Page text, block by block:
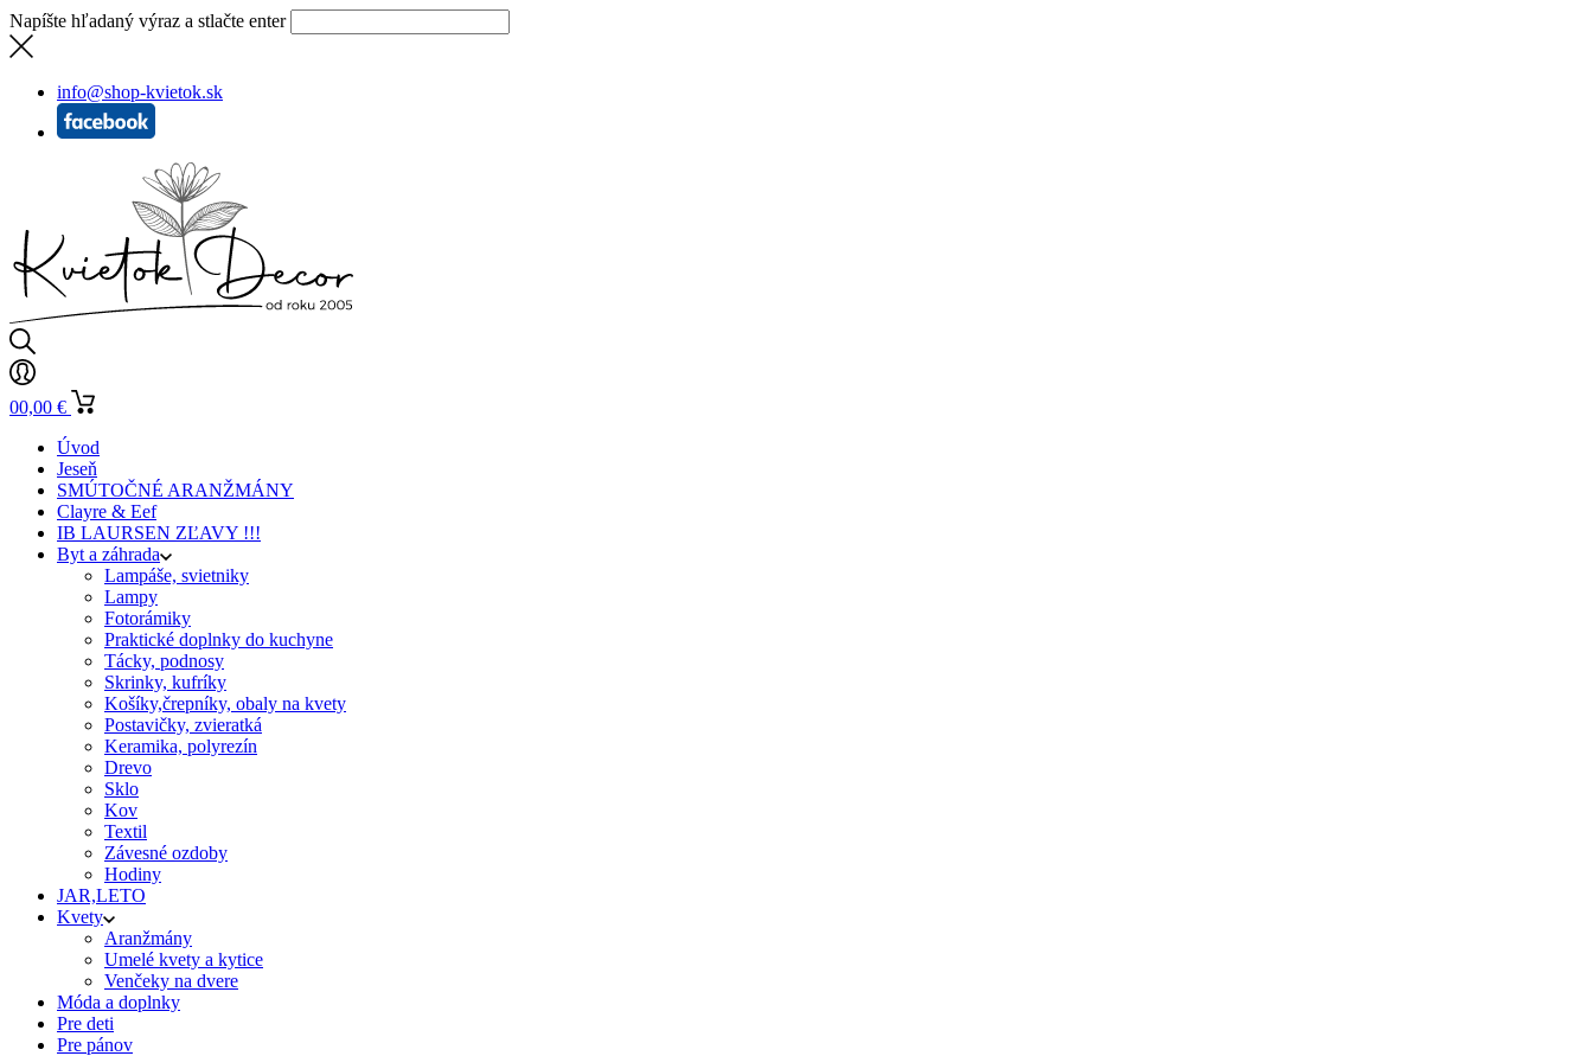
Napíšte hľadaný výraz a stlačte enter
info@shop-kvietok.sk
00,00 €
Úvod
Jeseň
SMÚTOČNÉ ARANŽMÁNY
Clayre & Eef
IB LAURSEN ZĽAVY !!!
Byt a záhrada
Lampáše, svietniky
Lampy
Fotorámiky
Praktické doplnky do kuchyne
Tácky, podnosy
Skrinky, kufríky
Košíky,črepníky, obaly na kvety
Postavičky, zvieratká
Keramika, polyrezín
Drevo
Sklo
Kov
Textil
Závesné ozdoby
Hodiny
JAR,LETO
Kvety
Aranžmány
Umelé kvety a kytice
Venčeky na dvere
Móda a doplnky
Pre deti
Pre pánov